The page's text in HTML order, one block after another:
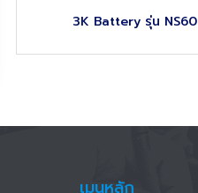
3K Battery รุ่น NS60
เมนูหลัก